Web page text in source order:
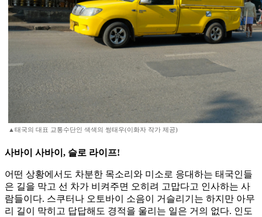
▲태국의 대표 교통수단인 색색의 썽태우(이화자 작가 제공)
사바이 사바이, 슬로 라이프!
어떤 상황에서도 차분한 목소리와 미소로 응대하는 태국인들
은 길을 막고 선 차가 비켜주면 오히려 고맙다고 인사하는 사
람들이다. 스쿠터나 오토바이 소음이 거슬리기는 하지만 아무
리 길이 막히고 답답해도 경적을 울리는 일은 거의 없다. 인도